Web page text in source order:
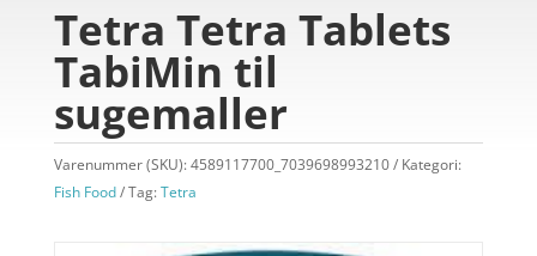
Tetra Tetra Tablets
TabiMin til
sugemaller
Varenummer (SKU):4589117700_7039698993210
Kategori:
Fish Food
Tag:Tetra